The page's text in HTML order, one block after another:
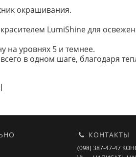
окрашивания.
LumiShine для
на уровнях 5 и темнее.
в одном шаге, благодаря
КОНТАКТЫ
(098) 387-47-47